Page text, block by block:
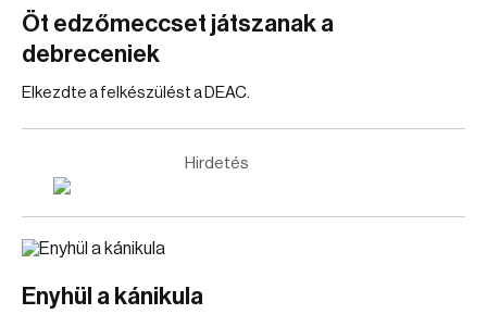
Öt edzőmeccset játszanak a
debreceniek
Elkezdte a felkészülést a DEAC.
Hirdetés
Enyhül a kánikula